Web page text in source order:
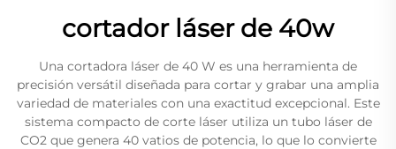
cortador láser de 40w
Una cortadora láser de 40 W es una herramienta de
precisión versátil diseñada para cortar y grabar una amplia
variedad de materiales con una exactitud excepcional. Este
sistema compacto de corte láser utiliza un tubo láser de
CO2 que genera 40 vatios de potencia, lo que lo convierte